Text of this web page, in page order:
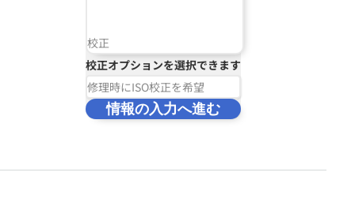
校正
校正オプションを選択できます
修理時にISO校正を希望
情報の入力へ進む